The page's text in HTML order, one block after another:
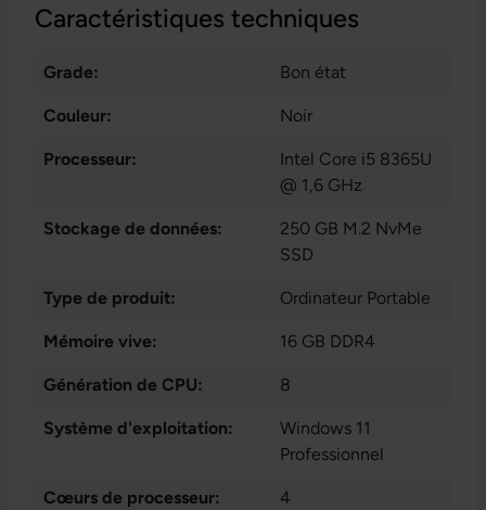
Caractéristiques techniques
Grade: Bon état
Couleur: Noir
Processeur:
Intel Core i5 8365U
@ 1,6 GHz
Stockage de données:
250 GB M.2 NvMe
SSD
Type de produit: Ordinateur Portable
Mémoire vive: 16 GB DDR4
Génération de CPU: 8
Système d'exploitation:
Windows 11
Professionnel
Cœurs de processeur: 4